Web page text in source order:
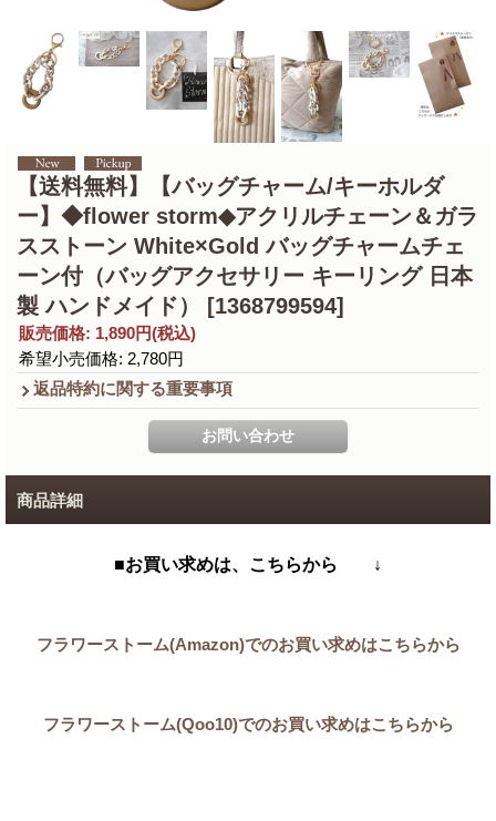
【送料無料】【バッグチャーム/キーホルダ
ー】◆flower storm◆アクリルチェーン＆ガラ
スストーン White×Gold バッグチャームチェ
ーン付（バッグアクセサリー キーリング 日本
製 ハンドメイド） [1368799594]
販売価格: 1,890円(税込)
希望小売価格: 2,780円
返品特約に関する重要事項
商品詳細
■お買い求めは、こちらから ↓
フラワーストーム(Amazon)でのお買い求めはこちらから
フラワーストーム(Qoo10)でのお買い求めはこちらから